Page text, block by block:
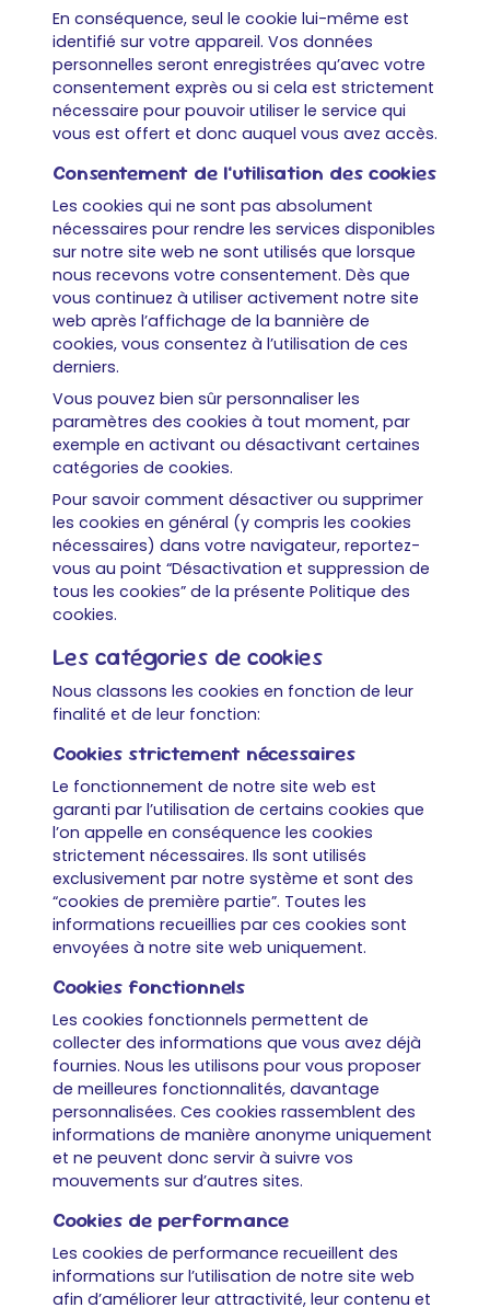
En conséquence, seul le cookie lui-même est
identifié sur votre appareil. Vos données
personnelles seront enregistrées qu’avec votre
consentement exprès ou si cela est strictement
nécessaire pour pouvoir utiliser le service qui
vous est offert et donc auquel vous avez accès.
Consentement de l’utilisation des cookies
Les cookies qui ne sont pas absolument
nécessaires pour rendre les services disponibles
sur notre site web ne sont utilisés que lorsque
nous recevons votre consentement. Dès que
vous continuez à utiliser activement notre site
web après l’affichage de la bannière de
cookies, vous consentez à l’utilisation de ces
derniers.
Vous pouvez bien sûr personnaliser les
paramètres des cookies à tout moment, par
exemple en activant ou désactivant certaines
catégories de cookies.
Pour savoir comment désactiver ou supprimer
les cookies en général (y compris les cookies
nécessaires) dans votre navigateur, reportez-
vous au point “Désactivation et suppression de
tous les cookies” de la présente Politique des
cookies.
Les catégories de cookies
Nous classons les cookies en fonction de leur
finalité et de leur fonction:
Cookies strictement nécessaires
Le fonctionnement de notre site web est
garanti par l’utilisation de certains cookies que
l’on appelle en conséquence les cookies
strictement nécessaires. Ils sont utilisés
exclusivement par notre système et sont des
“cookies de première partie”. Toutes les
informations recueillies par ces cookies sont
envoyées à notre site web uniquement.
Cookies fonctionnels
Les cookies fonctionnels permettent de
collecter des informations que vous avez déjà
fournies. Nous les utilisons pour vous proposer
de meilleures fonctionnalités, davantage
personnalisées. Ces cookies rassemblent des
informations de manière anonyme uniquement
et ne peuvent donc servir à suivre vos
mouvements sur d’autres sites.
Cookies de performance
Les cookies de performance recueillent des
informations sur l’utilisation de notre site web
afin d’améliorer leur attractivité, leur contenu et